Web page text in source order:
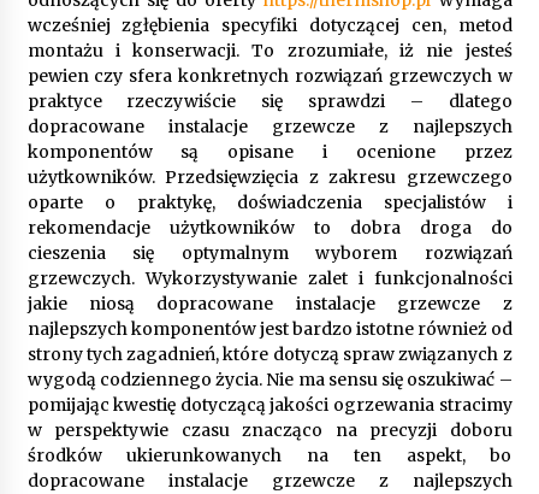
wcześniej zgłębienia specyfiki dotyczącej cen, metod
montażu i konserwacji. To zrozumiałe, iż nie jesteś
pewien czy sfera konkretnych rozwiązań grzewczych w
praktyce rzeczywiście się sprawdzi – dlatego
dopracowane instalacje grzewcze z najlepszych
komponentów są opisane i ocenione przez
użytkowników. Przedsięwzięcia z zakresu grzewczego
oparte o praktykę, doświadczenia specjalistów i
rekomendacje użytkowników to dobra droga do
cieszenia się optymalnym wyborem rozwiązań
grzewczych. Wykorzystywanie zalet i funkcjonalności
jakie niosą dopracowane instalacje grzewcze z
najlepszych komponentów jest bardzo istotne również od
strony tych zagadnień, które dotyczą spraw związanych z
wygodą codziennego życia. Nie ma sensu się oszukiwać –
pomijając kwestię dotyczącą jakości ogrzewania stracimy
w perspektywie czasu znacząco na precyzji doboru
środków ukierunkowanych na ten aspekt, bo
dopracowane instalacje grzewcze z najlepszych